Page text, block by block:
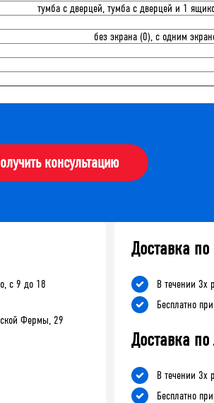
тумба с дверцей, тумба с дверцей и 1
без экрана (0), с одним
консультацию
с 9 до 18
Фермы, 29
Доставка
В течении 3х
Бесплатно
Доставка
В течении 3х
Бесплатно